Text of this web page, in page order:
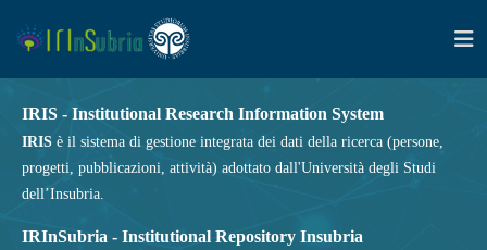
IRIS - Institutional Research Information System
IRIS è il sistema di gestione integrata dei dati della ricerca (persone,
progetti, pubblicazioni, attività) adottato dall'Università degli Studi
dell’Insubria.
IRInSubria - Institutional Repository Insubria